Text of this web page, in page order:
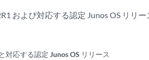
および対応する認定 Junos OS リリ
応する認定 Junos OS リリース